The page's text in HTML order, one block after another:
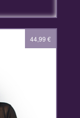
44,99 €